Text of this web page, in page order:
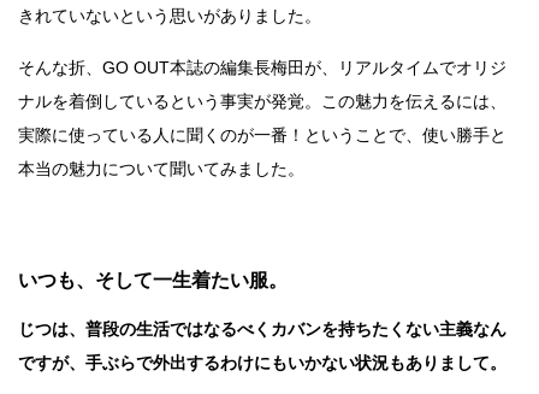
きれていないという思いがありました。
そんな折、GO OUT本誌の編集長梅田が、リアルタイムでオリジ
ナルを着倒しているという事実が発覚。この魅力を伝えるには、
実際に使っている人に聞くのが一番！ということで、使い勝手と
本当の魅力について聞いてみました。
いつも、そして一生着たい服。
じつは、普段の生活ではなるべくカバンを持ちたくない主義なん
ですが、手ぶらで外出するわけにもいかない状況もありまして。